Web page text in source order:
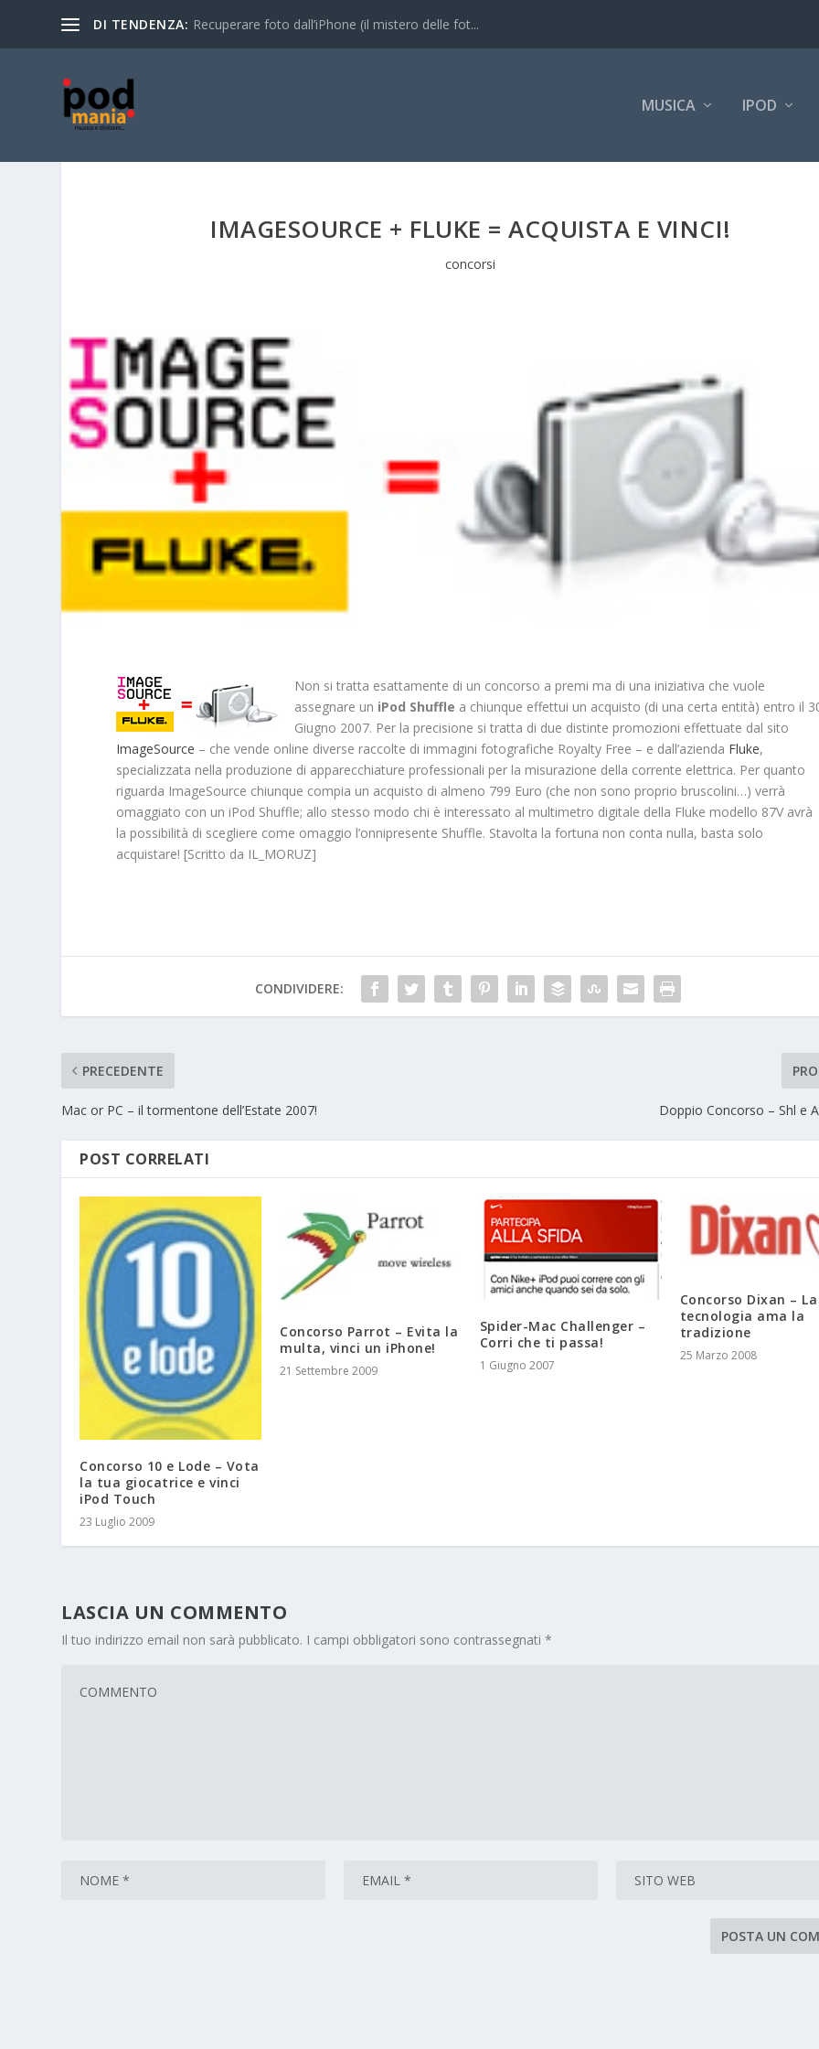
DI TENDENZA: Recuperare foto dall’iPhone (il mistero delle fot...
MUSICA IPOD
IMAGESOURCE + FLUKE = ACQUISTA E VINCI!
concorsi
Non si tratta esattamente di un concorso a premi ma di una iniziativa che vuole
assegnare un iPod Shuffle a chiunque effettui un acquisto (di una certa entità) entro il
Giugno 2007. Per la precisione si tratta di due distinte promozioni effettuate dal sito
ImageSource – che vende online diverse raccolte di immagini fotografiche Royalty Free – e dall’azienda Fluke,
specializzata nella produzione di apparecchiature professionali per la misurazione della corrente elettrica. Per quanto
riguarda ImageSource chiunque compia un acquisto di almeno 799 Euro (che non sono proprio bruscolini…) verrà
omaggiato con un iPod Shuffle; allo stesso modo chi è interessato al multimetro digitale della Fluke modello 87V avrà
la possibilità di scegliere come omaggio l’onnipresente Shuffle. Stavolta la fortuna non conta nulla, basta solo
acquistare! [Scritto da IL_MORUZ]
CONDIVIDERE:
PRECEDENTE
Mac or PC – il tormentone dell’Estate 2007! Doppio Concorso – Shl e
POST CORRELATI
Concorso 10 e Lode – Vota
la tua giocatrice e vinci
iPod Touch
23 Luglio 2009
Concorso Parrot – Evita la
multa, vinci un iPhone!
21 Settembre 2009
Spider-Mac Challenger –
Corri che ti passa!
1 Giugno 2007
Concorso Dixan – La
tecnologia ama la
tradizione
25 Marzo 2008
LASCIA UN COMMENTO
Il tuo indirizzo email non sarà pubblicato. I campi obbligatori sono contrassegnati*